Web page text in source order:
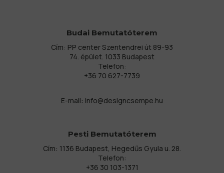
Budai Bemutatóterem
Cím: PP center Szentendrei út 89-93
74. épület. 1033 Budapest
Telefon:
+36 70 627-7739
E-mail: info@designcsempe.hu
Pesti Bemutatóterem
Cím: 1136 Budapest, Hegedűs Gyula u. 28.
Telefon:
+36 30 103-1371